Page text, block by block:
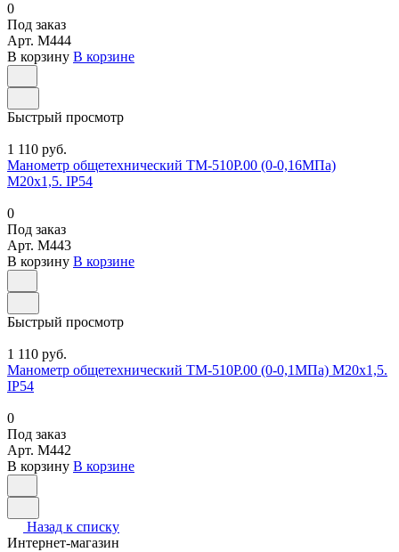
0
Под заказ
Арт. M444
В корзину В корзине
Быстрый просмотр
1 110 руб.
Манометр общетехнический ТМ-510Р.00 (0-0,16МПа)
М20х1,5. IP54
0
Под заказ
Арт. M443
В корзину В корзине
Быстрый просмотр
1 110 руб.
Манометр общетехнический ТМ-510Р.00 (0-0,1МПа) М20х1,5.
IP54
0
Под заказ
Арт. M442
В корзину В корзине
Назад к списку
Интернет-магазин